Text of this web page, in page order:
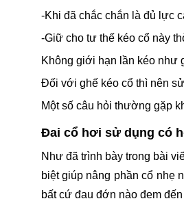
-Khi đã chắc chắn là đủ lực
-Giữ cho tư thế kéo cổ này
Không giới hạn lần kéo như
Đối với ghế kéo cổ thì nên
Một số câu hỏi thường gặp
Đai cổ hơi sử dụng có
Như đã trình bày trong bài
biệt giúp nâng phần cổ nhẹ
bất cứ đau đớn nào đem